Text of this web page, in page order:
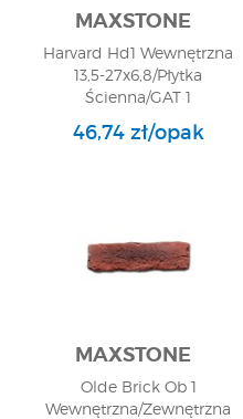
MAXSTONE
Harvard Hd1 Wewnętrzna
13,5-27x6,8/Płytka
Ścienna/GAT 1
46,74 zł/opak
MAXSTONE
Olde Brick Ob 1
Wewnętrzna/Zewnętrzna